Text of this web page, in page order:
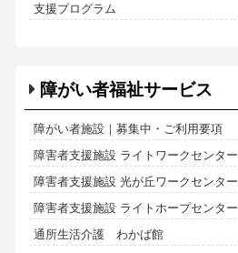
支援プログラム
障がい者福祉サービス
障がい者施設｜募集中・ご利用要項
障害者支援施設 ライトワークセンター
障害者支援施設 光が丘ワークセンター
障害者支援施設 ライトホープセンター
通所生活介護 わかば館